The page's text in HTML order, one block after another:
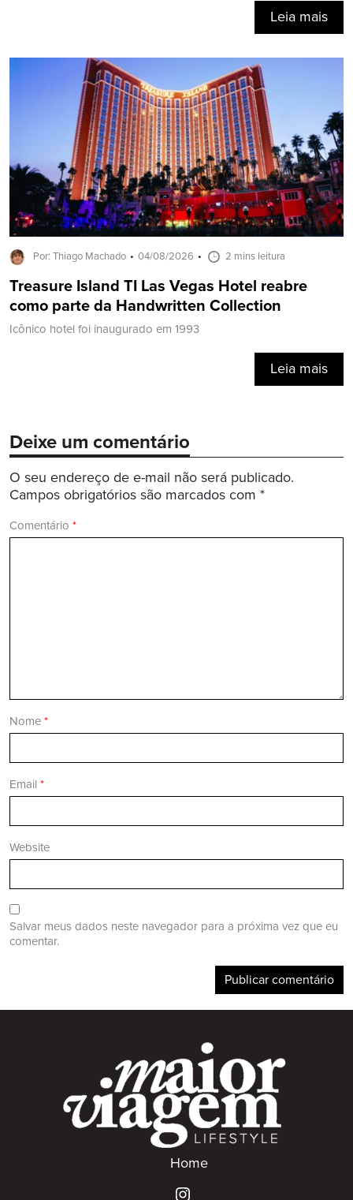
Leia mais
Por: Thiago Machado 04/08/2026 2 mins leitura
Treasure Island TI Las Vegas Hotel reabre
como parte da Handwritten Collection
Icônico hotel foi inaugurado em 1993
Leia mais
Deixe um comentário
O seu endereço de e-mail não será publicado.
Campos obrigatórios são marcados com *
Comentário *
Nome *
Email *
Website
Salvar meus dados neste navegador para a próxima vez que eu
comentar.
Home